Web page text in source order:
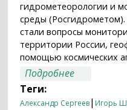
гидрометеорологии и
среды
стали вопросы
территории России,
помощью космических
Подробнее
Теги:
Александр Сергеев| Игорь